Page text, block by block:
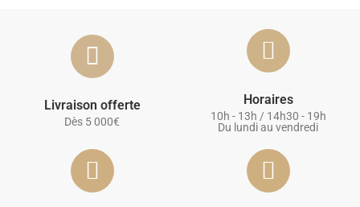
Livraison offerte
Dès 5 000€
Horaires
10h - 13h / 14h30 - 19h
Du lundi au vendredi